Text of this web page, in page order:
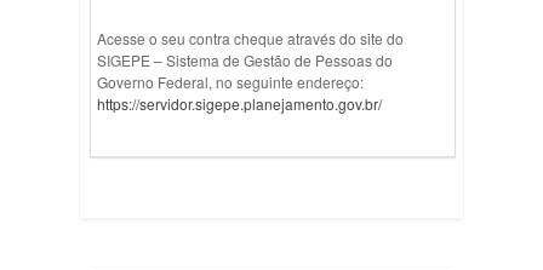
Acesse o seu contra cheque através do site do
SIGEPE – Sistema de Gestão de Pessoas do
Governo Federal, no seguinte endereço:
https://servidor.sigepe.planejamento.gov.br/